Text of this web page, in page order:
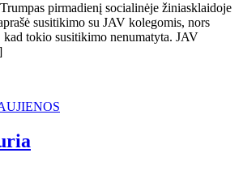
pirmadienį socialinėje žiniasklaidoje
susitikimo su JAV kolegomis, nors
kad tokio susitikimo nenumatyta. JAV